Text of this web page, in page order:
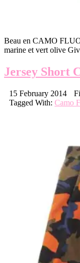
Beau en CAMO
marine et vert olive
Jersey Short
15 February 2014
Tagged With: Camo